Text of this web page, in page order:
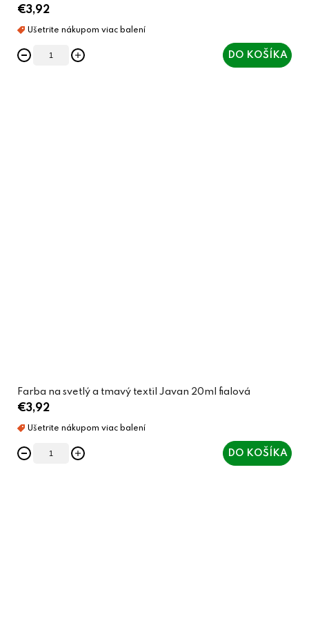
€3,92
DO KOŠÍKA
Farba na svetlý a tmavý textil Javan 20ml fialová
€3,92
DO KOŠÍKA